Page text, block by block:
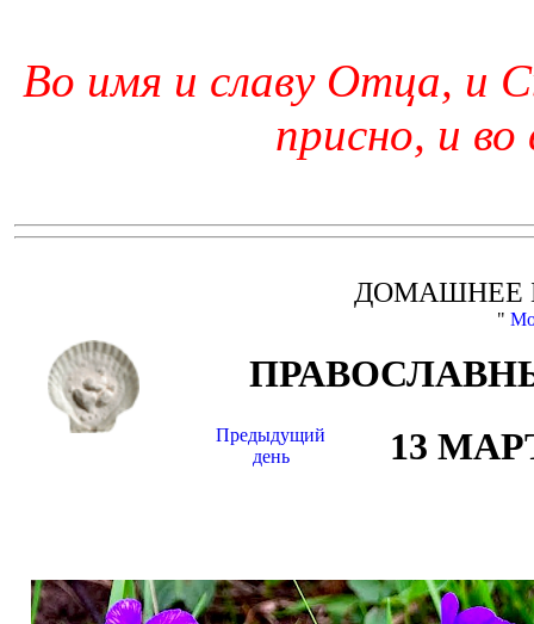
Во имя и славу Отца, и
присно, и во
ДОМАШНЕЕ
"
Предыдущий
день
13